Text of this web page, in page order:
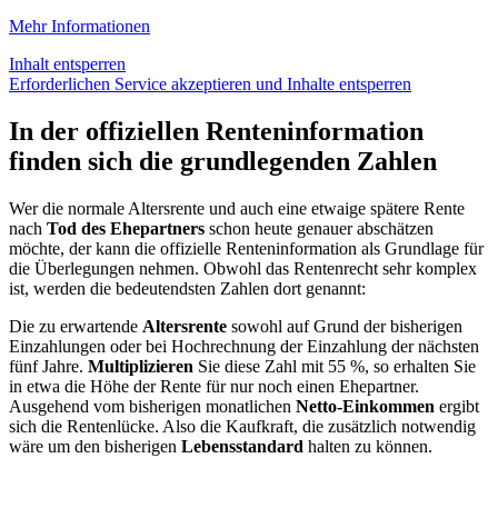
Mehr Informationen
Inhalt entsperren
Erforderlichen Service akzeptieren und Inhalte entsperren
In der offiziellen Renteninformation
finden sich die grundlegenden Zahlen
Wer die normale Altersrente und auch eine etwaige spätere Rente
nach Tod des Ehepartners schon heute genauer abschätzen
möchte, der kann die offizielle Renteninformation als Grundlage für
die Überlegungen nehmen. Obwohl das Rentenrecht sehr komplex
ist, werden die bedeutendsten Zahlen dort genannt:
Die zu erwartende Altersrente sowohl auf Grund der bisherigen
Einzahlungen oder bei Hochrechnung der Einzahlung der nächsten
fünf Jahre. Multiplizieren Sie diese Zahl mit 55 %, so erhalten Sie
in etwa die Höhe der Rente für nur noch einen Ehepartner.
Ausgehend vom bisherigen monatlichen Netto-Einkommen ergibt
sich die Rentenlücke. Also die Kaufkraft, die zusätzlich notwendig
wäre um den bisherigen Lebensstandard halten zu können.